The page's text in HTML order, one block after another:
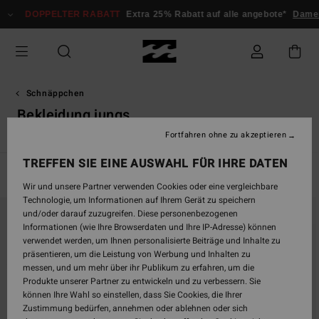
zur
Auswahl
springen
RABATT Extra 25% Rabatt auf alle angebote* Damen Herren
Schnäppchen
Bekleidung jungs
Direkt
Filterkriterien
springen
Überspringen
filtern
TREFFEN SIE EINE AUSWAHL FÜR IHRE DATEN
Wir und unsere Partner verwenden Cookies oder eine vergleichbare
Technologie, um Informationen auf Ihrem Gerät zu speichern
und/oder darauf zuzugreifen. Diese personenbezogenen
Informationen (wie Ihre Browserdaten und Ihre IP-Adresse) können
verwendet werden, um Ihnen personalisierte Beiträge und Inhalte zu
präsentieren, um die Leistung von Werbung und Inhalten zu
messen, und um mehr über ihr Publikum zu erfahren, um die
Produkte unserer Partner zu entwickeln und zu verbessern. Sie
können Ihre Wahl so einstellen, dass Sie Cookies, die Ihrer
Zustimmung bedürfen, annehmen oder ablehnen oder sich
Fortfahren ohne zu akzeptieren